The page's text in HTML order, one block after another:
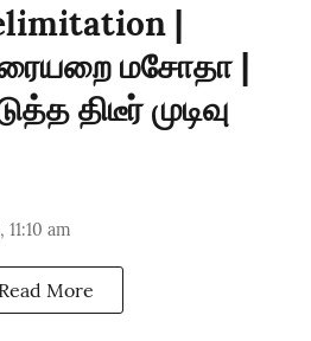
|
மசோதா |
திடீர் முடிவு
am
Read More